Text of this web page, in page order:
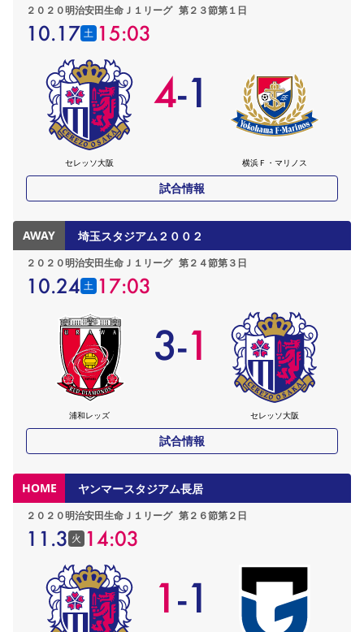
２０２０明治安田生命Ｊ１リーグ 第２３節第１日
10.17 土 15:03
セレッソ大阪
4-1
横浜Ｆ・マリノス
試合情報
AWAY 埼玉スタジアム２００２
２０２０明治安田生命Ｊ１リーグ 第２４節第３日
10.24 土 17:03
浦和レッズ
3-1
セレッソ大阪
試合情報
HOME ヤンマースタジアム長居
２０２０明治安田生命Ｊ１リーグ 第２６節第２日
11.3 火 14:03
1-1